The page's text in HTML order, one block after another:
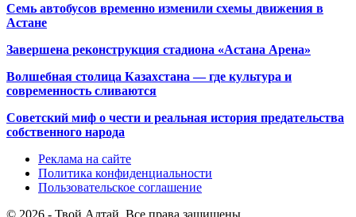
Семь автобусов временно изменили схемы движения в
Астане
Завершена реконструкция стадиона «Астана Арена»
Волшебная столица Казахстана — где культура и
современность сливаются
Советский миф о чести и реальная история предательства
собственного народа
Реклама на сайте
Политика конфиденциальности
Пользовательское соглашение
© 2026 - Твой Алтай. Все права защищены.